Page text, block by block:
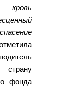
кровь
фонда